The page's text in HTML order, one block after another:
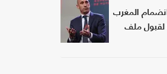
المغرب
لقبول ملف